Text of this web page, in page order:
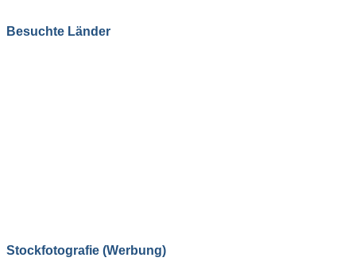
Besuchte Länder
Stockfotografie (Werbung)